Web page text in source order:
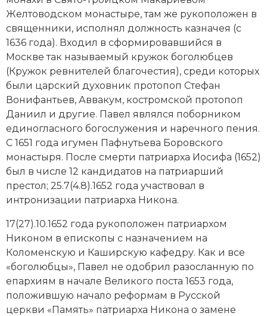
Генеалогия, геральдика
Государство и право
Европа
Империи
Историческая география и топонимика
История материальной и духовной культуры
История международных отношений
История, философия, теория и методология
исторического знания
Итория международных отношений
Латинская Америка
Новая история
Новейшая история
Желтоводском монастыре, там же рукоположен в
священники, исполнял должность казначея (с
1636 года). Входил в сформировавшийся в
Москве так называемый кружок боголюбцев
(Кружок ревнителей благочестия), среди которых
были царский духовник протопоп Стефан
Вонифантьев, Аввакум, костромской протопоп
Даниил и другие. Павел являлся поборником
единогласного богослужения и наречного пения.
С 1651 года игумен Пафнутьева Боровского
монастыря. После смерти патриарха Иосифа (1652)
был в числе 12 кандидатов на патриарший
престол; 25.7(4.8).1652 года участвовал в
интронизации патриарха Никона.
17(27).10.1652 года рукоположен патриархом
Никоном в епископы с назначением на
Коломенскую и Каширскую кафедру. Как и все
«боголюбцы», Павел не одобрил разосланную по
епархиям в начале Великого поста 1653 года,
положившую начало реформам в Русской
церкви «Память» патриарха Никона о замене